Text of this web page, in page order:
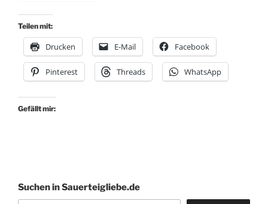
Teilen mit:
Drucken E-Mail Facebook
Pinterest Threads WhatsApp
Gefällt mir:
Suchen in Sauerteigliebe.de